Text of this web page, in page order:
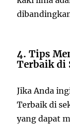
4. Tips
Terbaik di
Jika Anda
Terbaik di
yang dapat